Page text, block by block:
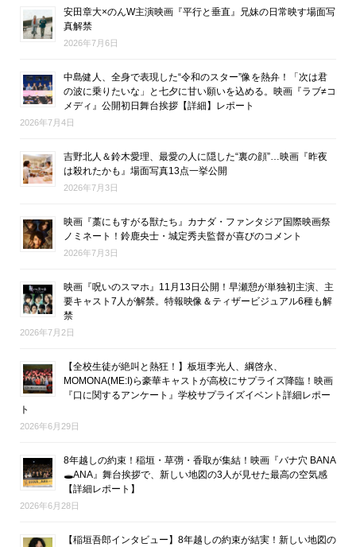
安田章大×のんW主演映画『平行と垂直』兄妹の日常映す場面写
真解禁
2026年7月6日
中島健人、全身で表現した“令和のスター”像を熱弁！「次は君
の波に乗りたいな」と七夕に甘い願いを込める。映画『ラブ≠コ
メディ』公開初日舞台挨拶【詳細】レポート
2026年7月4日
吉野北人＆鈴木愛理、最愛の人に隠した“裏の顔”…映画『昨夜
は殺れたかも』場面写真13点一挙公開
2026年7月3日
映画『藁にもすがる獣たち』カナダ・ファンタジア国際映画祭
ノミネート！鈴鹿央士・城定秀夫監督が喜びのコメント
2026年7月3日
映画『呪いのスマホ』11月13日公開！早瀬憩が単独初主演、主
要キャスト7人が解禁。特報映像＆ティザービジュアル6種も解
禁
2026年7月2日
【全校生徒が絶叫と熱狂！】板垣李光人、綱啓永、
MOMONA(ME:I)ら豪華キャストが高校にサプライズ降臨！映画
『口に関するアンケート』学校サプライズイベント詳細レポー
ト
2026年6月29日
8年越しの約束！稲垣・草彅・香取が集結！映画『バナ穴 BANA
🕳ANA』舞台挨拶で、新しい地図の3人が見せた最高の空気感
【詳細レポート】
2026年6月28日
【稲垣吾郎インタビュー】8年越しの約束が結実！新しい地図の